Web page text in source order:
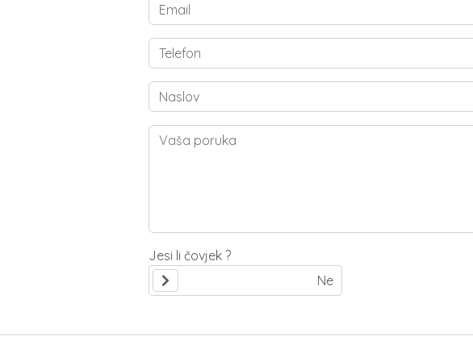
Jesi li čovjek ?